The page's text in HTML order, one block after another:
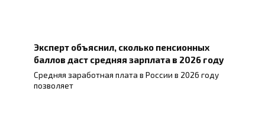
Эксперт объяснил, сколько пенсионных
баллов даст средняя зарплата в 2026 году
Средняя заработная плата в России в 2026 году
позволяет